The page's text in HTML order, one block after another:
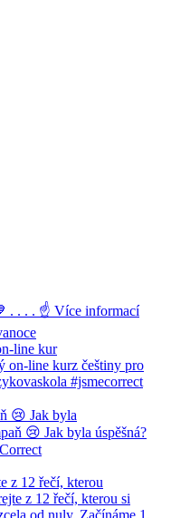
line kur
😢 Jak byla
12 řečí, kterou